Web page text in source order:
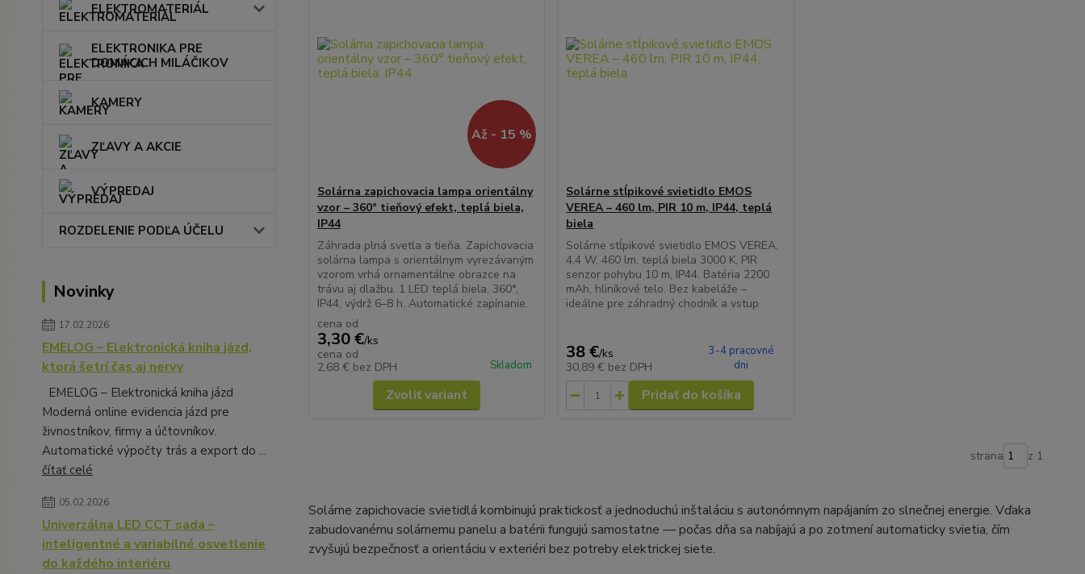
ELEKTROMATERIÁL
ELEKTRONIKA PRE
DOMÁCICH MILÁČIKOV
KAMERY
ZĽAVY A AKCIE
VÝPREDAJ
ROZDELENIE PODĽA ÚČELU
Novinky
17.02.2026
EMELOG – Elektronická kniha jázd,
ktorá šetrí čas aj nervy
EMELOG – Elektronická kniha jázd
Moderná online evidencia jázd pre
živnostníkov, firmy a účtovníkov.
Automatické výpočty trás a export do ...
čítať celé
05.02.2026
Univerzálna LED CCT sada –
inteligentné a variabilné osvetlenie
do každého interiéru
Až - 15 %
Solárna zapichovacia lampa orientálny
vzor – 360° tieňový efekt, teplá biela,
IP44
Záhrada plná svetla a tieňa. Zapichovacia
solárna lampa s orientálnym vyrezávaným
vzorom vrhá ornamentálne obrazce na
trávu aj dlažbu. 1 LED teplá biela, 360°,
IP44, výdrž 6–8 h. Automatické zapínanie.
cena od
3,30 €/ks
cena od
2,68 € bez DPH Skladom
Zvoliť variant
Solárne stĺpikové svietidlo EMOS
VEREA – 460 lm, PIR 10 m, IP44, teplá
biela
Solárne stĺpikové svietidlo EMOS VEREA,
4,4 W, 460 lm, teplá biela 3000 K, PIR
senzor pohybu 10 m, IP44. Batéria 2200
mAh, hliníkové telo. Bez kabeláže –
ideálne pre záhradný chodník a vstup.
38 €/ks
30,89 € bez DPH
3-4 pracovné
dni
Pridať do košíka
strana z 1
Solárne zapichovacie svietidlá kombinujú praktickosť a jednoduchú inštaláciu s autonómnym napájaním zo slnečnej energie. Vďaka
zabudovanému solárnemu panelu a batérii fungujú samostatne — počas dňa sa nabíjajú a po zotmení automaticky svietia, čím
zvyšujú bezpečnosť a orientáciu v exteriéri bez potreby elektrickej siete.